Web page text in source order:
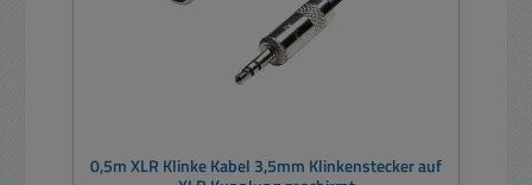
0,5m XLR Klinke Kabel 3,5mm Klinkenstecker auf